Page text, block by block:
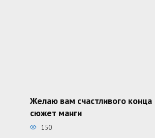
Желаю вам счастливого конца
сюжет манги
150